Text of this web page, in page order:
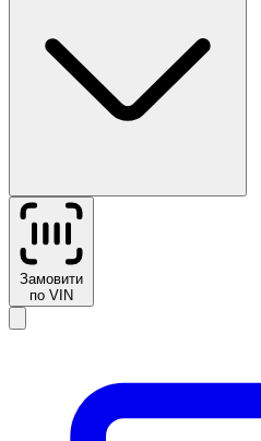
Замовити
по VIN